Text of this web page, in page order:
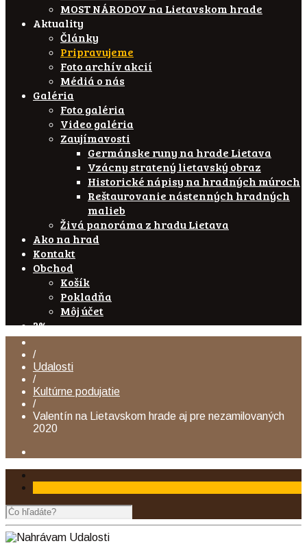
MOST NÁRODOV na Lietavskom hrade
Aktuality
Články
Pripravujeme
Foto archív akcií
Médiá o nás
Galéria
Foto galéria
Video galéria
Zaujímavosti
Germánske runy na hrade Lietava
Vzácny stratený lietavský obraz
Historické nápisy na hradných múroch
Reštaurovanie nástenných hradných
malieb
Živá panoráma z hradu Lietava
Ako na hrad
Kontakt
Obchod
Košík
Pokladňa
Môj účet
2%
/
Udalosti
/
Kultúrne podujatie
/
Valentín na Lietavskom hrade aj pre nezamilovaných
2020